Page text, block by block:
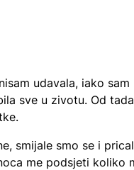
udavala, iako sam
sve u zivotu. Od
smijale smo se i
me podsjeti koliko